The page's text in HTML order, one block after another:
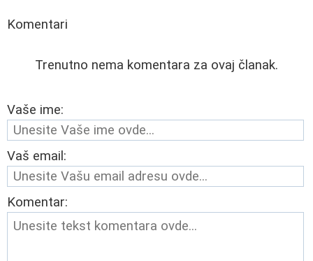
Komentari
Trenutno nema komentara za ovaj članak.
Vaše ime:
Vaš email:
Komentar: